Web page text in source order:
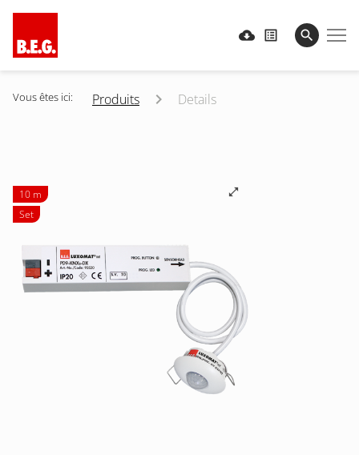
Vous êtes ici: Produits Details
10 m
Set